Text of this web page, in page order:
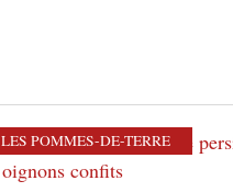
LES POMMES-DE-TERRE